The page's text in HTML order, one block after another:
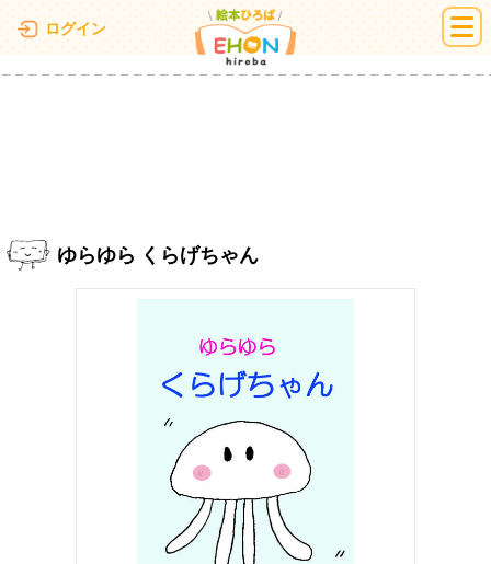
ログイン 絵本ひろば
ゆらゆら くらげちゃん